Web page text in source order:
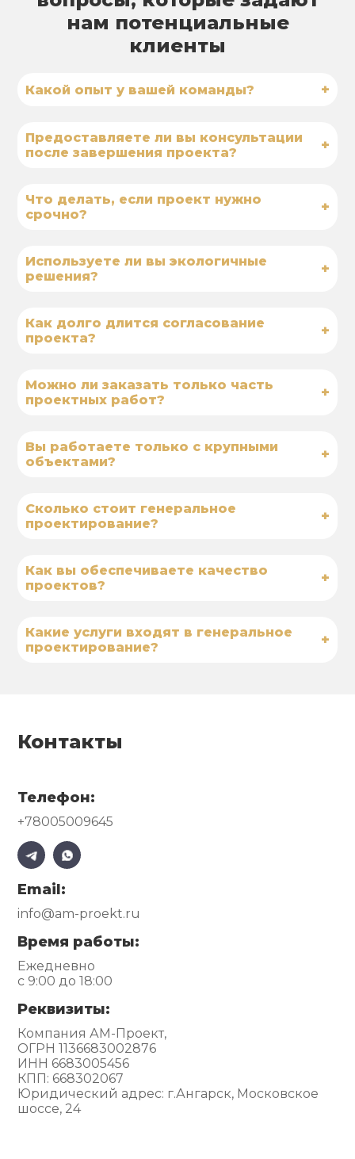
нам потенциальные
клиенты
Какой опыт у вашей команды? +
Предоставляете ли вы консультации
после завершения проекта?
+
Что делать, если проект нужно
срочно?
+
Используете ли вы экологичные
решения?
+
Как долго длится согласование
проекта?
+
Можно ли заказать только часть
проектных работ?
+
Вы работаете только с крупными
объектами?
+
Сколько стоит генеральное
проектирование?
+
Как вы обеспечиваете качество
проектов?
+
Какие услуги входят в генеральное
проектирование?
+
Контакты
Телефон:
+78005009645
Email:
info@am-proekt.ru
Время работы:
Ежедневно
с 9:00 до 18:00
Реквизиты:
Компания АМ-Проект,
ОГРН 1136683002876
ИНН 6683005456
КПП: 668302067
Юридический адрес: г.Ангарск, Московское
шоссе, 24